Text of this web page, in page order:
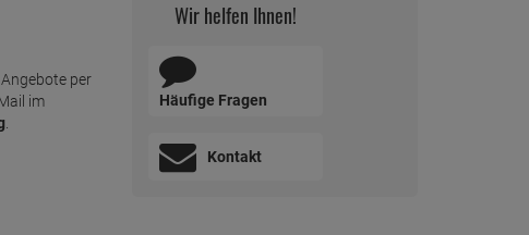
per
im
.
Wir helfen Ihnen!
Häufige Fragen
Kontakt